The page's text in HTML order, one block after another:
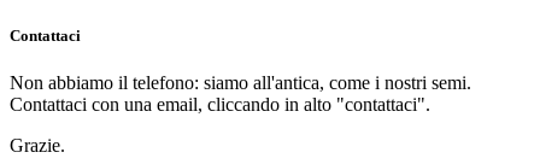
Contattaci
Non abbiamo il telefono: siamo all'antica, come i nostri semi.
Contattaci con una email, cliccando in alto "contattaci".
Grazie.